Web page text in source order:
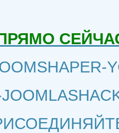
ПРЯМО